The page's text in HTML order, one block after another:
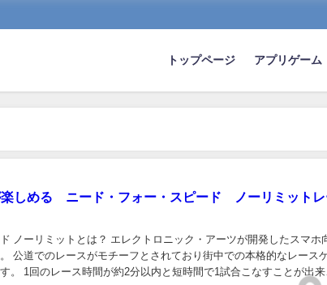
トップページ アプリゲーム
楽しめる ニード・フォー・スピード ノーリミットレ
ノーリミットとは？ エレクトロニック・アーツが開発したスマホ
公道でのレースがモチーフとされており街中での本格的なレース
。 1回のレース時間が約2分以内と短時間で1試合こなすことが出来